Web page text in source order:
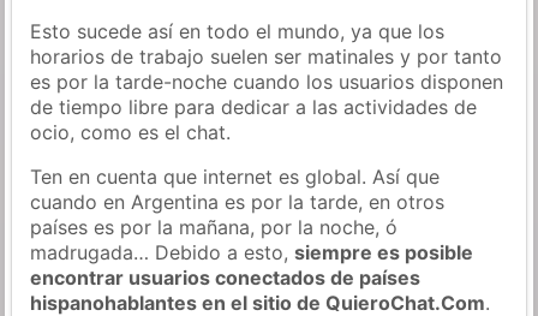
Esto sucede así en todo el mundo, ya que los
horarios de trabajo suelen ser matinales y por tanto
es por la tarde-noche cuando los usuarios disponen
de tiempo libre para dedicar a las actividades de
ocio, como es el chat.
Ten en cuenta que internet es global. Así que
cuando en Argentina es por la tarde, en otros
países es por la mañana, por la noche, ó
madrugada… Debido a esto,siempre es posible
encontrar usuarios conectados de países
hispanohablantes en el sitio de QuieroChat.Com.